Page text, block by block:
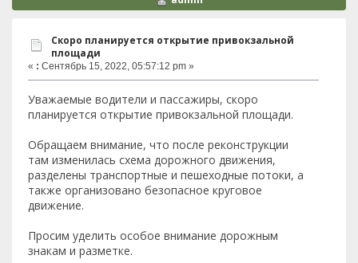
Скоро планируется открытие привокзальной
площади
« : Сентябрь 15, 2022, 05:57:12 pm »
Уважаемые водители и пассажиры, скоро
планируется открытие привокзальной площади.
Обращаем внимание, что после реконструкции
там изменилась схема дорожного движения,
разделены транспортные и пешеходные потоки, а
также организовано безопасное круговое
движение.
Просим уделить особое внимание дорожным
знакам и разметке.